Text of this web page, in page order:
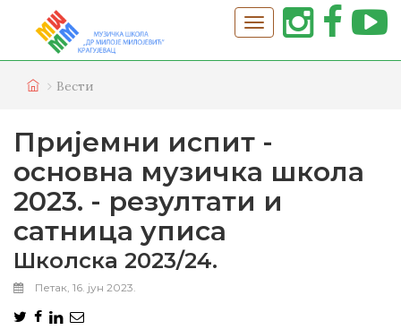
Вести
Пријемни испит -
основна музичка школа
2023. - резултати и
сатница уписа
Школска 2023/24.
Петак, 16. јун 2023.